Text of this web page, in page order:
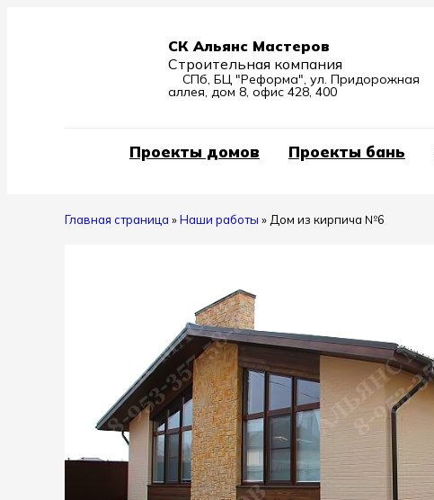
СК Альянс Мастеров
Строительная компания
СПб, БЦ "Реформа", ул. Придорожная
аллея, дом 8, офис 428, 400
Проекты домов Проекты бань
Главная страница »Наши работы » Дом из кирпича №6